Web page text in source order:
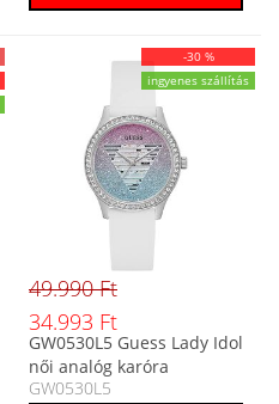
-30 %
ingyenes szállítás
49.990 Ft
34.993 Ft
GW0530L5 Guess Lady Idol
női analóg karóra
GW0530L5